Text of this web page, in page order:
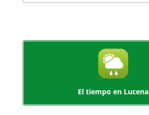
El tiempo en Lucena